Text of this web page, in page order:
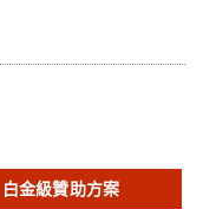
白金級贊助方案